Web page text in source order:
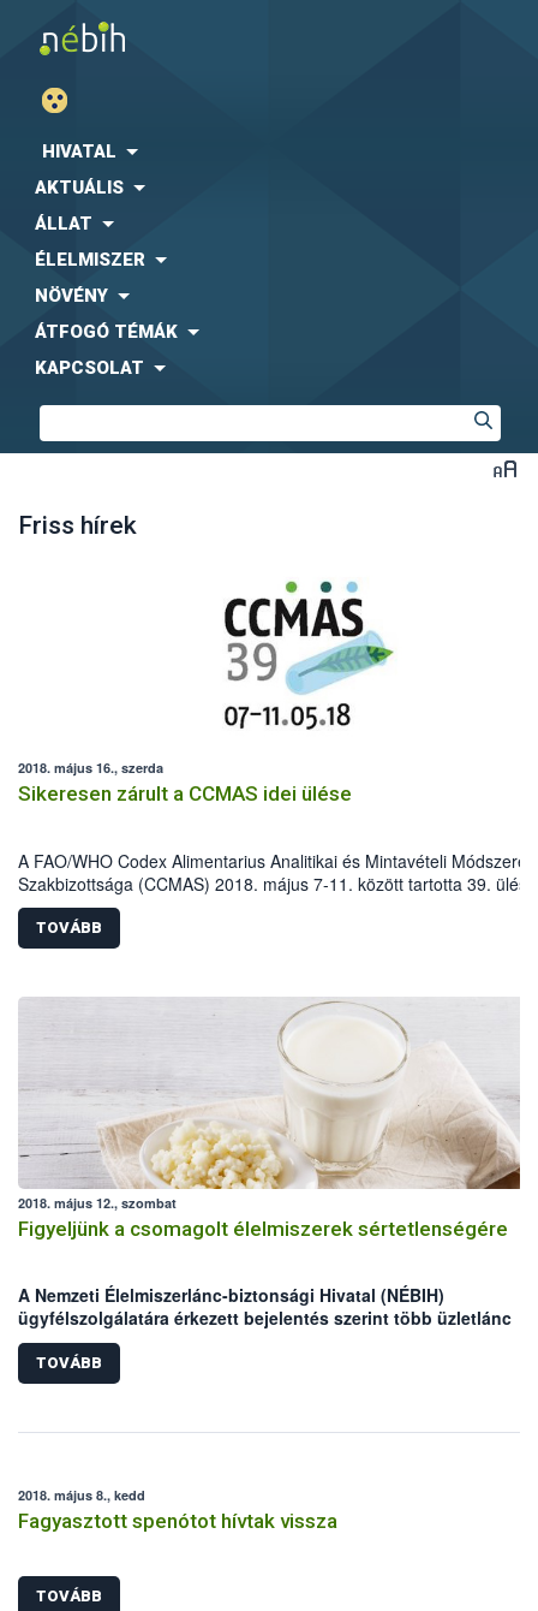
HIVATAL
AKTUÁLIS
ÁLLAT
ÉLELMISZER
NÖVÉNY
ÁTFOGÓ TÉMÁK
KAPCSOLAT
Friss hírek
2018. május 16., szerda
Sikeresen zárult a CCMAS idei ülése
A FAO/WHO Codex Alimentarius Analitikai és Mintavételi Módszerek
Szakbizottsága (CCMAS) 2018. május 7-11. között tartotta 39.
Budapesten. Az eseményen 51 ország és 13 megfigyelő szervezet
képviseletében több mint 160 szakember vett részt.
TOVÁBB
2018. május 12., szombat
Figyeljünk a csomagolt élelmiszerek sértetlenségére
A Nemzeti Élelmiszerlánc-biztonsági Hivatal (NÉBIH)
ügyfélszolgálatára érkezett bejelentés szerint több üzletlánc
csomagolt termékei esetében, feltehetően gazdasági kár
céljából szennyezés történhetett.
TOVÁBB
2018. május 8., kedd
Fagyasztott spenótot hívtak vissza
TOVÁBB